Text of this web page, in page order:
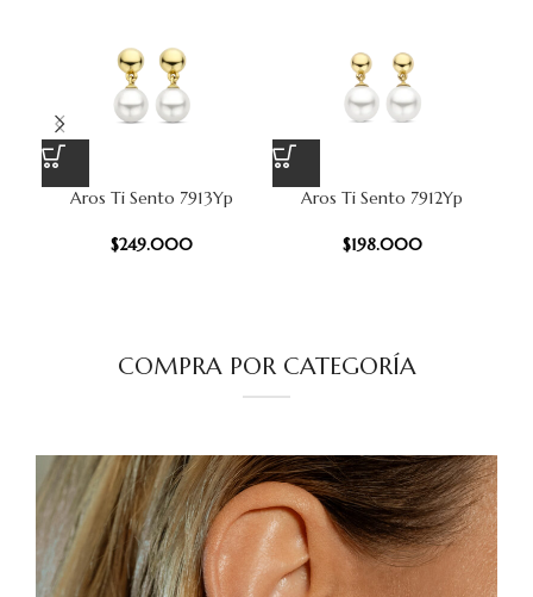
Aros Ti Sento 7913Yp
$249.000
Aros Ti Sento 7912Yp
$198.000
COMPRA POR CATEGORÍA